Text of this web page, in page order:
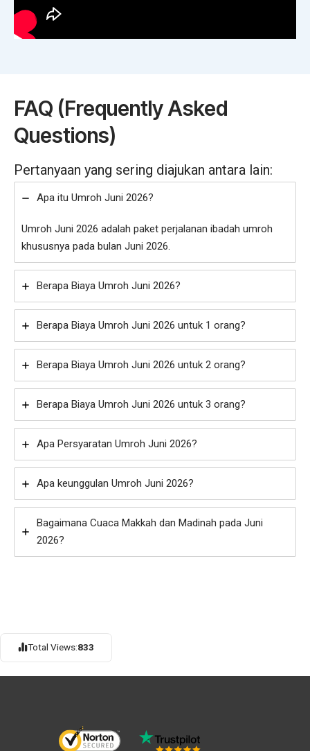
FAQ (Frequently Asked
Questions)
Pertanyaan yang sering diajukan antara lain:
Apa itu Umroh Juni 2026?
Umroh Juni 2026 adalah paket perjalanan ibadah umroh
khususnya pada bulan Juni 2026.
Berapa Biaya Umroh Juni 2026?
Berapa Biaya Umroh Juni 2026 untuk 1 orang?
Berapa Biaya Umroh Juni 2026 untuk 2 orang?
Berapa Biaya Umroh Juni 2026 untuk 3 orang?
Apa Persyaratan Umroh Juni 2026?
Apa keunggulan Umroh Juni 2026?
Bagaimana Cuaca Makkah dan Madinah pada Juni
2026?
Total Views:833